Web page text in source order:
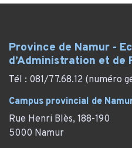
Province de Namur -
d’Administration et de
Tél : 081/77.68.12 (numéro
Campus provincial de
Rue Henri Blès, 188-190
5000 Namur